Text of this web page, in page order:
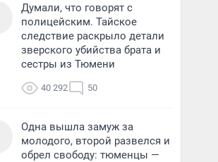
Думали, что говорят с
полицейским. Тайское
следствие раскрыло детали
зверского убийства брата и
сестры из Тюмени
40 292 50
Одна вышла замуж за
молодого, второй развелся и
обрел свободу: тюменцы —